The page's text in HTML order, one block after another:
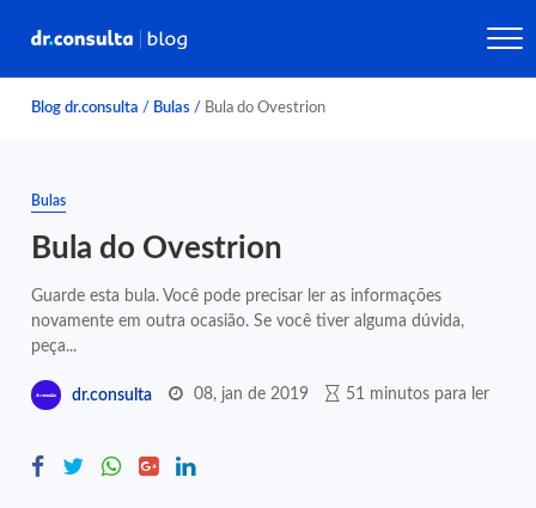
Blog dr.consulta / Bulas / Bula do Ovestrion
Bulas
Bula do Ovestrion
Guarde esta bula. Você pode precisar ler as informações
novamente em outra ocasião. Se você tiver alguma dúvida,
peça...
dr.consulta 08, jan de 2019 51 minutos para ler